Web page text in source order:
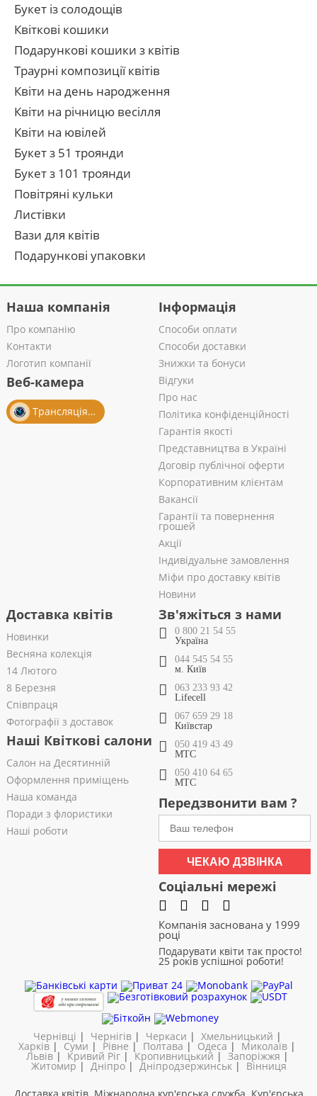
Букет із солодощів
Квіткові кошики
Подарункові кошики з квітів
Траурні композиції квітів
Квіти на день народження
Квіти на річницю весілля
Квіти на ювілей
Букет з 51 троянди
Букет з 101 троянди
Повітряні кульки
Листівки
Вази для квітів
Подарункові упаковки
Наша компанія
Про компанію
Контакти
Логотип компанії
Веб-камера
Трансляція із салону
Інформація
Способи оплати
Способи доставки
Знижки та бонуси
Відгуки
Про нас
Політика конфіденційності
Гарантія якості
Представництва в Україні
Договір публічної оферти
Корпоративним клієнтам
Вакансії
Гарантії та повернення
грошей
Акції
Індивідуальне замовлення
Міфи про доставку квітів
Новини
Доставка квітів
Новинки
Весняна колекція
14 Лютого
8 Березня
Співпраця
Фотографії з доставок
Наші Квіткові салони
Салон на Десятинній
Оформлення приміщень
Наша команда
Поради з флористики
Наші роботи
Зв'яжіться з нами
0 800 21 54 55
Україна
044 545 54 55
м. Київ
063 233 93 42
Lifecell
067 659 29 18
Київстар
050 419 43 49
МТС
050 410 64 65
МТС
Передзвонити вам ?
ЧЕКАЮ ДЗВІНКА
Соціальні мережі
Компанія заснована у 1999
році
Подарувати квіти так просто!
25 років успішної роботи!
Чернівці | Чернігів| Черкаси | Хмельницький |
Харків | Суми | Рівне | Полтава | Одеса | Миколаїв |
Львів| Кривий Ріг|Кропивницький | Запоріжжя |
Житомир | Дніпро| Дніпродзержинськ| Вінниця